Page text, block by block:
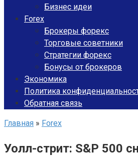
Бизнес идеи
Forex
Брокеры форекс
Торговые советники
Стратегии форекс
Бонусы от брокеров
Экономика
Политика
Обратная связь
Главная » Forex
Уолл-стрит: S&P 500